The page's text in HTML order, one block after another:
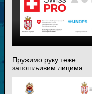
Пружимо руку теже
запошљивим лицима